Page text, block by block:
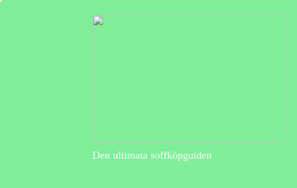
Den ultimata soffköpguiden